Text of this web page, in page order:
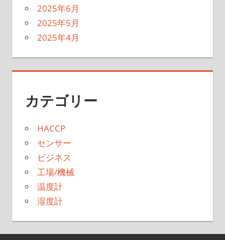
2025年6月
2025年5月
2025年4月
カテゴリー
HACCP
センサー
ビジネス
工場/機械
温度計
湿度計